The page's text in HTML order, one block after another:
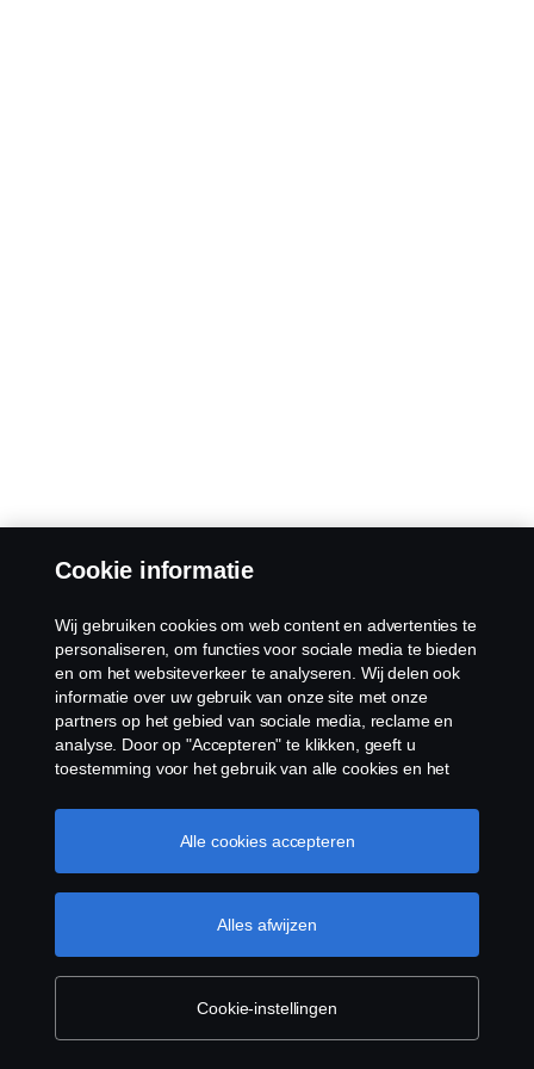
Cookie informatie
Wij gebruiken cookies om web content en advertenties te
personaliseren, om functies voor sociale media te bieden
en om het websiteverkeer te analyseren. Wij delen ook
informatie over uw gebruik van onze site met onze
partners op het gebied van sociale media, reclame en
analyse. Door op "Accepteren" te klikken, geeft u
toestemming voor het gebruik van alle cookies en het
door op "Cookie Instellingen" te klikken en de
categorieën te selecteren die u wilt accepteren. Voor een
Cookie beleid
Cookie-instellingen
Alles afwijzen
Alle cookies accepteren